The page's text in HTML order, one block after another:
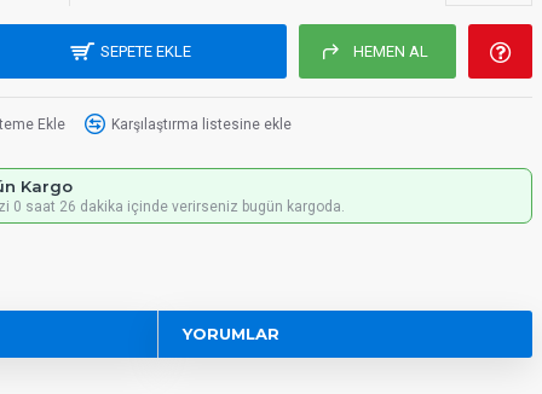
SEPETE EKLE HEMEN AL
Ekle Karşılaştırma listesine ekle
Kargo
0 saat 26 dakika içinde verirseniz bugün kargoda.
YORUMLAR